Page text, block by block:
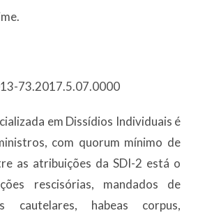
73.2017.5.07.0000
em Dissídios Individuais é
com quorum mínimo de
as atribuições da SDI-2 está o
rescisórias, mandados de
cautelares, habeas corpus,